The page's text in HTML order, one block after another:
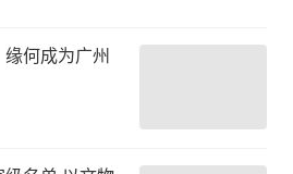
何成为广州